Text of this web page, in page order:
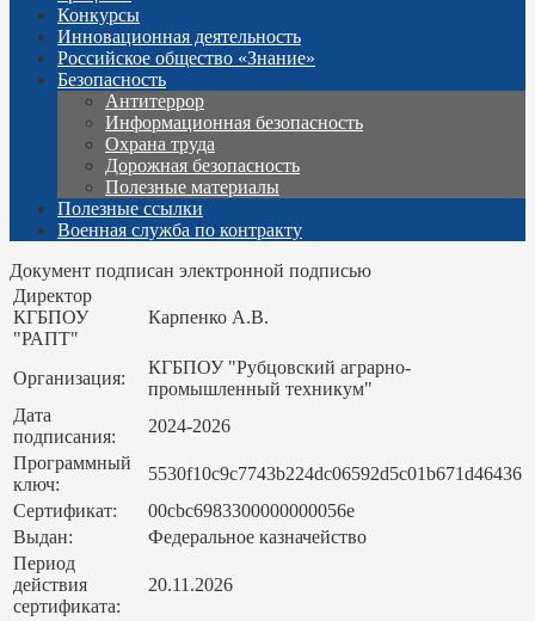
Конкурсы
Инновационная деятельность
Российское общество «Знание»
Безопасность
Антитеррор
Информационная безопасность
Охрана труда
Дорожная безопасность
Полезные материалы
Полезные ссылки
Военная служба по контракту
Документ подписан электронной подписью
Директор
КГБПОУ
"РАПТ"
Карпенко А.В.
Организация:
КГБПОУ "Рубцовский аграрно-
промышленный техникум"
Дата
подписания:
2024-2026
Программный
ключ:
5530f10c9c7743b224dc06592d5c01b671d46436
Сертификат:
00cbc6983300000000056e
Выдан:
Федеральное казначейство
Период
действия
сертификата:
20.11.2026